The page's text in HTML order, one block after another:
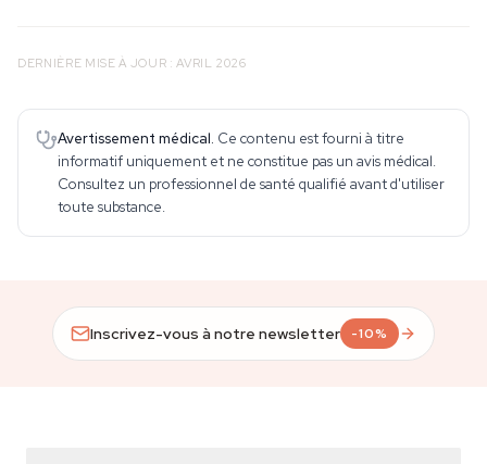
DERNIÈRE MISE À JOUR : AVRIL 2026
Avertissement médical. Ce contenu est fourni à titre
informatif uniquement et ne constitue pas un avis médical.
Consultez un professionnel de santé qualifié avant d'utiliser
toute substance.
Inscrivez-vous à notre newsletter -10%